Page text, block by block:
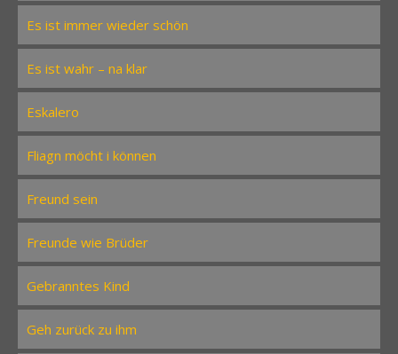
Es ist immer wieder schön
Es ist wahr – na klar
Eskalero
Fliagn möcht i können
Freund sein
Freunde wie Brüder
Gebranntes Kind
Geh zurück zu ihm